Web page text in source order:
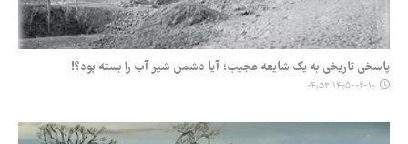
پاسخی تاریخی به یک شایعه عجیب؛ آیا دشمن شیر آب را بسته بود؟!
۱۴۰۵-۰۲-۱۰ ۰۴:۵۳